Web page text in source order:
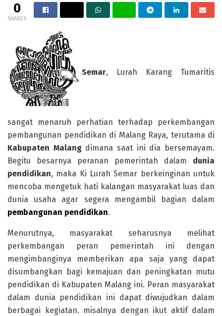
0
SHARES
Semar, Lurah Karang Tumaritis
sangat menaruh perhatian terhadap perkembangan
pembangunan pendidikan di Malang Raya, terutama di
Kabupaten Malangdimana saat ini dia bersemayam.
Begitu besarnya peranan pemerintah dalam dunia
pendidikan, maka Ki Lurah Semar berkeinginan untuk
mencoba mengetuk hati kalangan masyarakat luas dan
dunia usaha agar segera mengambil bagian dalam
pembangunan pendidikan.
Menurutnya, masyarakat seharusnya melihat
perkembangan peran pemerintah ini dengan
mengimbanginya memberikan apa saja yang dapat
disumbangkan bagi kemajuan dan peningkatan mutu
pendidikan di Kabupaten Malang ini. Peran masyarakat
dalam dunia pendidikan ini dapat diwujudkan dalam
berbagai kegiatan. misalnya dengan ikut aktif dalam